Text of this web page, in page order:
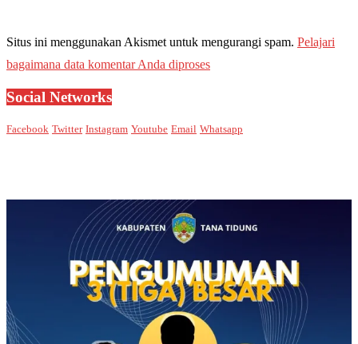
Situs ini menggunakan Akismet untuk mengurangi spam. Pelajari
bagaimana data komentar Anda diproses
Social Networks
Facebook Twitter Instagram Youtube Email Whatsapp